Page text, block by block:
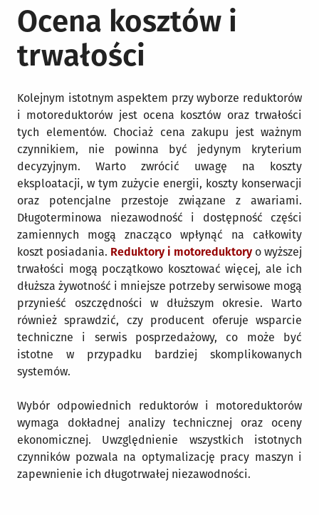
Ocena kosztów i
trwałości
Kolejnym istotnym aspektem przy wyborze reduktorów
i motoreduktorów jest ocena kosztów oraz trwałości
tych elementów. Chociaż cena zakupu jest ważnym
czynnikiem, nie powinna być jedynym kryterium
decyzyjnym. Warto zwrócić uwagę na koszty
eksploatacji, w tym zużycie energii, koszty konserwacji
oraz potencjalne przestoje związane z awariami.
Długoterminowa niezawodność i dostępność części
zamiennych mogą znacząco wpłynąć na całkowity
koszt posiadania. Reduktory i motoreduktory o wyższej
trwałości mogą początkowo kosztować więcej, ale ich
dłuższa żywotność i mniejsze potrzeby serwisowe mogą
przynieść oszczędności w dłuższym okresie. Warto
również sprawdzić, czy producent oferuje wsparcie
techniczne i serwis posprzedażowy, co może być
istotne w przypadku bardziej skomplikowanych
systemów.
Wybór odpowiednich reduktorów i motoreduktorów
wymaga dokładnej analizy technicznej oraz oceny
ekonomicznej. Uwzględnienie wszystkich istotnych
czynników pozwala na optymalizację pracy maszyn i
zapewnienie ich długotrwałej niezawodności.